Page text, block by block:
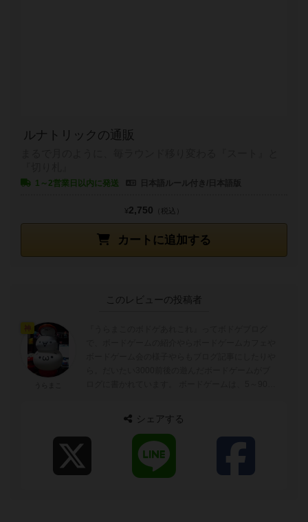
ルナトリックの通販
1～2営業日以内に発送
カートに追加する
¥2,750 （税込）
このレビューの投稿者
シェアする